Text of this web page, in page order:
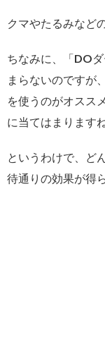
クマやたるみなど
ちなみに、「DO
まらないのですが
を使うのがオスス
に当てはまりますね
というわけで、ど
待通りの効果が得